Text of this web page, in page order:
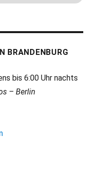
BRANDENBURG
bis 6:00 Uhr nachts
– Berlin